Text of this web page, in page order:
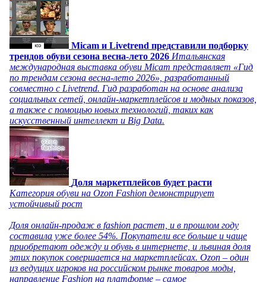
Micam и Livetrend представили подборку
трендов обуви сезона весна-лето 2026 Итальянская
международная выставка обуви Micam представляет «Гид
по трендам сезона весна-лето 2026», разработанный
совместно с Livetrend. Гид разработан на основе анализа
социальных сетей, онлайн-маркетплейсов и модных показов,
а также с помощью новых технологий, таких как
искусственный интеллект и Big Data.
Доля маркетплейсов будет расти
Категория обуви на Ozon Fashion демонстрирует
устойчивый рост
Доля онлайн-продаж в fashion растет, и в прошлом году
составила уже более 54%. Покупатели все больше и чаще
приобретают одежду и обувь в интернете, и львиная доля
этих покупок совершается на маркетплейсах. Ozon – один
из ведущих игроков на российском рынке товаров моды,
направление Fashion на платформе – самое